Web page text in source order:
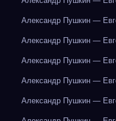
Александр Пушкин —
Александр Пушкин —
Александр Пушкин —
Александр Пушкин —
Александр Пушкин —